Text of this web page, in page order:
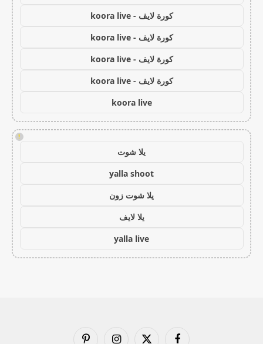
كورة لايف - koora live
كورة لايف - koora live
كورة لايف - koora live
كورة لايف - koora live
koora live
!
يلا شوت
yalla shoot
يلا شوت زون
يلا لايف
yalla live